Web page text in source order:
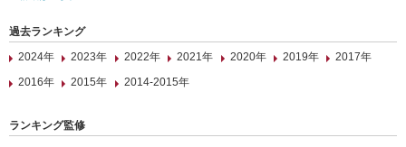
過去ランキング
2024年
2023年 2022年 2021年 2020年 2019年
2017年
2016年
2015年 2014-2015年
ランキング監修